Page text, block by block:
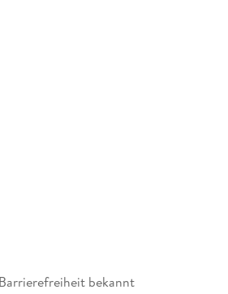
bekannt